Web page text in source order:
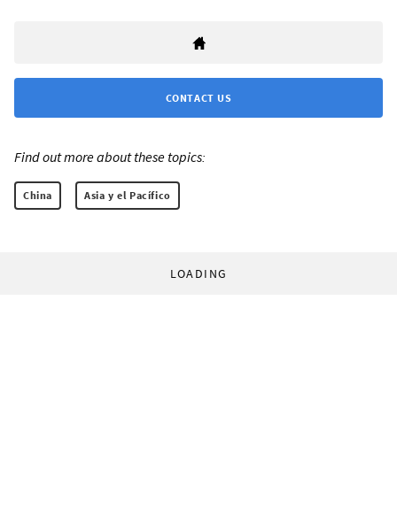
CONTACT US
Find out more about these topics:
China Asia y el Pacífico
LOADING